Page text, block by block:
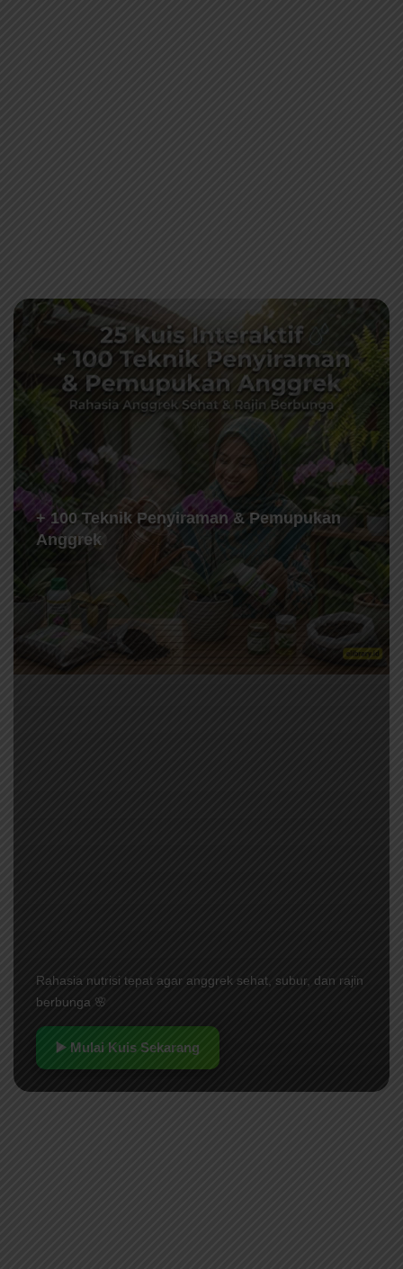
+ 100 Teknik Penyiraman & Pemupukan
Anggrek
Rahasia nutrisi tepat agar anggrek sehat, subur, dan rajin
berbunga 🌸
▶️ Mulai Kuis Sekarang